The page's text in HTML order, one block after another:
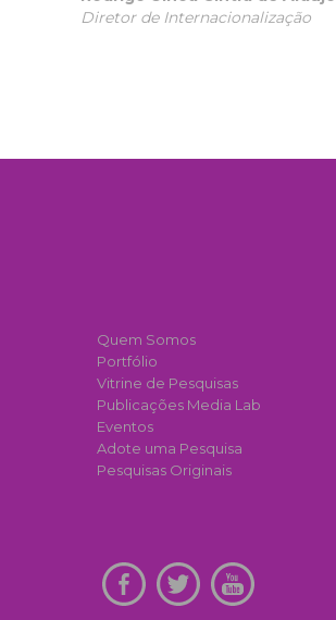
Diretor de Internacionalização
Quem Somos
Portfólio
Vitrine de Pesquisas
Publicações Media Lab
Eventos
Adote uma Pesquisa
Pesquisas Originais